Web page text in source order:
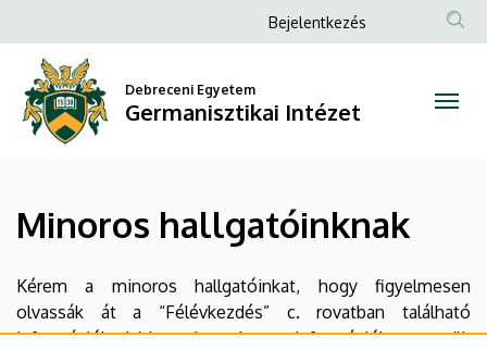
hallgatóinknak
Germanisztikai
a
tartalomra
Anonim
menüje
Bejelentkezés
Debreceni Egyetem
Germanisztikai Intézet
Minoros hallgatóinknak
Kérem a minoros hallgatóinkat, hogy figyelmesen
olvassák át a “Félévkezdés” c. rovatban található
információkat! Ide csak azokat az információkat tesszük